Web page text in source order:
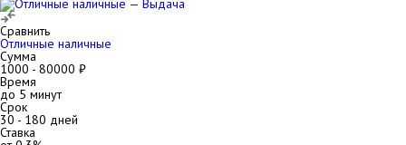
Сравнить
Отличные наличные
Сумма
1000 - 80000 ₽
Время
до 5 минут
Срок
30 - 180 дней
Ставка